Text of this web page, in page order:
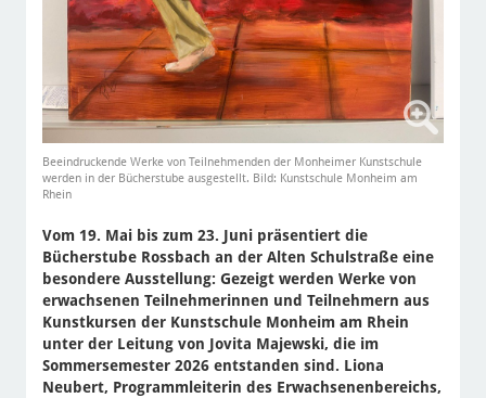
Beeindruckende Werke von Teilnehmenden der Monheimer Kunstschule
werden in der Bücherstube ausgestellt. Bild: Kunstschule Monheim am
Rhein
Vom 19. Mai bis zum 23. Juni präsentiert die
Bücherstube Rossbach an der Alten Schulstraße eine
besondere Ausstellung: Gezeigt werden Werke von
erwachsenen Teilnehmerinnen und Teilnehmern aus
Kunstkursen der Kunstschule Monheim am Rhein
unter der Leitung von Jovita Majewski, die im
Sommersemester 2026 entstanden sind. Liona
Neubert, Programmleiterin des Erwachsenenbereichs,